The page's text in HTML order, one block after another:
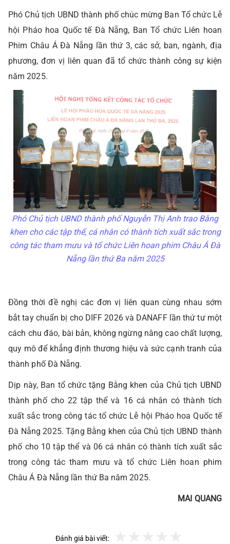
Phó Chủ tịch UBND thành phố chúc mừng Ban Tổ chức Lễ
hội Pháo hoa Quốc tế Đà Nẵng, Ban Tổ chức Liên hoan
Phim Châu Á Đà Nẵng lần thứ 3, các sở, ban, ngành, địa
phương, đơn vị liên quan đã tổ chức thành công sự kiện
năm 2025.
Phó Chủ tịch UBND thành phố Nguyễn Thị Anh trao Bằng
khen cho các tập thể, cá nhân có thành tích xuất sắc trong
công tác tham mưu và tổ chức Liên hoan phim Châu Á Đà
Nẵng lần thứ Ba năm 2025
Đồng thời đề nghị các đơn vị liên quan cùng nhau sớm
bắt tay chuẩn bị cho DIFF 2026 và DANAFF lần thứ tư một
cách chu đáo, bài bản, không ngừng nâng cao chất lượng,
quy mô để khẳng định thương hiệu và sức cạnh tranh của
thành phố Đà Nẵng.
Dịp này, Ban tổ chức tặng Bằng khen của Chủ tịch UBND
thành phố cho 22 tập thể và 16 cá nhân có thành tích
xuất sắc trong công tác tổ chức Lễ hội Pháo hoa Quốc tế
Đà Nẵng 2025. Tặng Bằng khen của Chủ tịch UBND thành
phố cho 10 tập thể và 06 cá nhân có thành tích xuất sắc
trong công tác tham mưu và tổ chức Liên hoan phim
Châu Á Đà Nẵng lần thứ Ba năm 2025.
MAI QUANG
Đánh giá bài viết: